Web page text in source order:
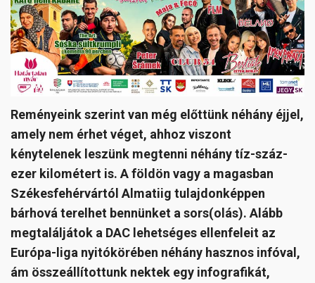
Reményeink szerint van még előttünk néhány éjjel,
amely nem érhet véget, ahhoz viszont
kénytelenek leszünk megtenni néhány tíz-száz-
ezer kilométert is. A földön vagy a magasban
Székesfehérvártól Almatiig tulajdonképpen
bárhová terelhet bennünket a sors(olás). Alább
megtaláljátok a DAC lehetséges ellenfeleit az
Európa-liga nyitókörében néhány hasznos infóval,
ám összeállítottunk nektek egy infografikát,